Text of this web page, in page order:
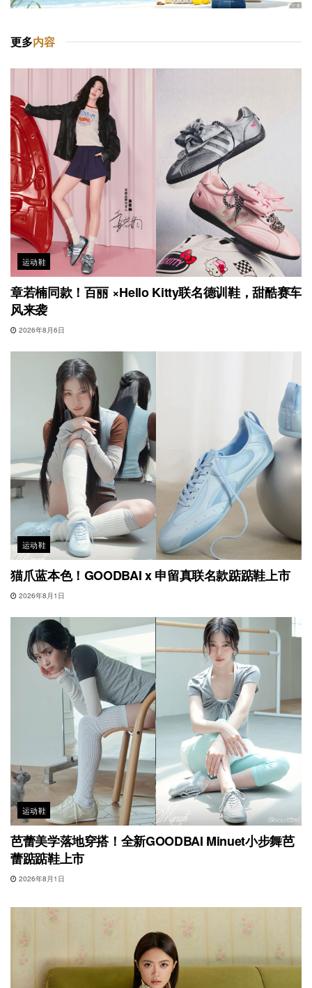
更多内容
运动鞋
章若楠同款！百丽 ×Hello Kitty联名德训鞋，甜酷赛车
风来袭
2026年8月6日
运动鞋
猫爪蓝本色！GOODBAI x 申留真联名款踮踮鞋上市
2026年8月1日
运动鞋
芭蕾美学落地穿搭！全新GOODBAI Minuet小步舞芭
蕾踮踮鞋上市
2026年8月1日